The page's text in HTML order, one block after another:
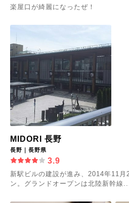
楽屋口が綺麗になったぜ！
MIDORI 長野
長野｜長野県
3.9
新駅ビルの建設が進み、2014年11
ン。グランドオープンは北陸新幹線...